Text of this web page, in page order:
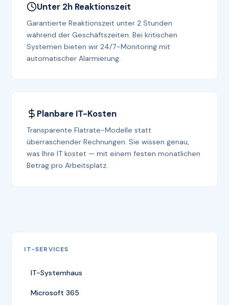
Unter 2h Reaktionszeit
Garantierte Reaktionszeit unter 2 Stunden
während der Geschäftszeiten. Bei kritischen
Systemen bieten wir 24/7-Monitoring mit
automatischer Alarmierung.
Planbare IT-Kosten
Transparente Flatrate-Modelle statt
überraschender Rechnungen. Sie wissen genau,
was Ihre IT kostet — mit einem festen monatlichen
Betrag pro Arbeitsplatz.
IT-SERVICES
IT-Systemhaus
Microsoft 365